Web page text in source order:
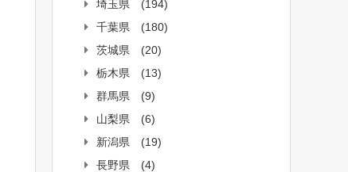
埼玉県
(194)
千葉県
(180)
茨城県
(20)
栃木県
(13)
群馬県
(9)
山梨県
(6)
新潟県
(19)
長野県
(4)